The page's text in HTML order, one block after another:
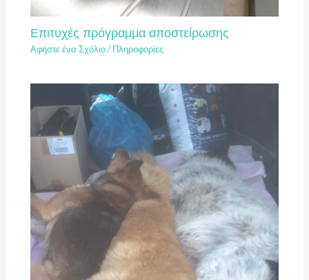
Επιτυχές πρόγραμμα αποστείρωσης
Αφήστε ένα Σχόλιο / Πληροφορίες